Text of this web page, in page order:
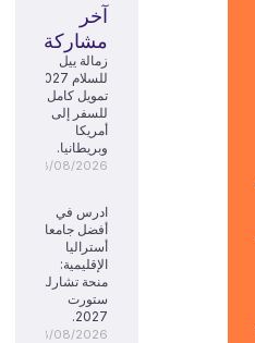
آخر
مشاركة
زمالة ييل
تمويل كامل
للسفر إلى
أمريكا
وبريطانيا.
08/08/2026
ادرس في
أفضل جامعات
أستراليا
الإقليمية:
منحة تشارلز
ستورت
2027.
08/08/2026